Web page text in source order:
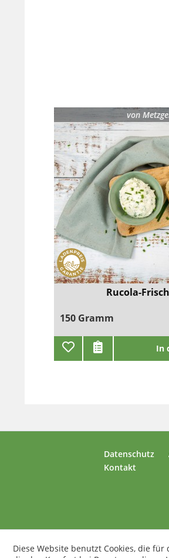
von
Rucola-
150 Gramm
In
Datenschutz
Kontakt
Diese Website benutzt Cookies, die